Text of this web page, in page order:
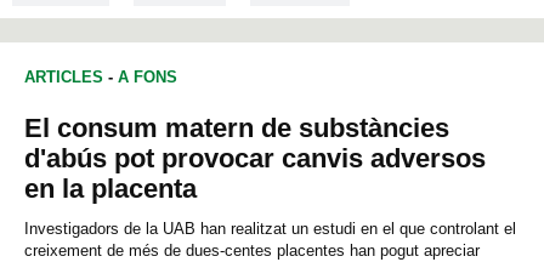
ARTICLES - A FONS
El consum matern de substàncies
d'abús pot provocar canvis adversos
en la placenta
Investigadors de la UAB han realitzat un estudi en el que controlant el
creixement de més de dues-centes placentes han pogut apreciar